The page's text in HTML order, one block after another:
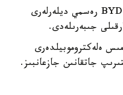
قايتارۋ تۋرالى حابارلاما كليەنتتەرگە BYD رەسمي ديلەرلەرى
ەلەكتروموبيلدەرى